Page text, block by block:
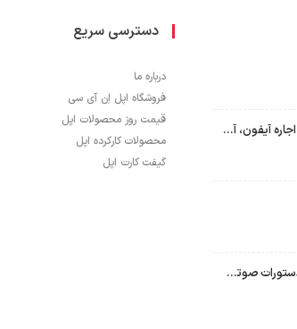
برنامه Apple Upgrade معرفی شد؛ شرایط اپل برای اجاره آیفون، آیپد، مک و اپل واچ
نسخه مک گوگل Gemini با قابلیت تحلیل صفحه و دستورات صوتی در به‌روزرسانی جدید
دسترسی سریع
درباره ما
فروشگاه اپل اِن آی سی
قیمت روز محصولات اپل
محصولات کارکرده اپل
گیفت کارت اپل